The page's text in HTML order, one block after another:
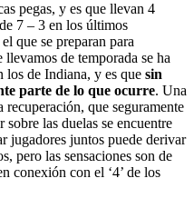
pegas, y es que llevan 4
7 – 3 en los últimos
que se preparan para
de temporada se ha
los de Indiana, y es que sin
parte de lo que ocurre. Una
que seguramente
sobre las duelas se encuentre
jugadores juntos puede derivar
pero las sensaciones son de
conexión con el ‘4’ de los